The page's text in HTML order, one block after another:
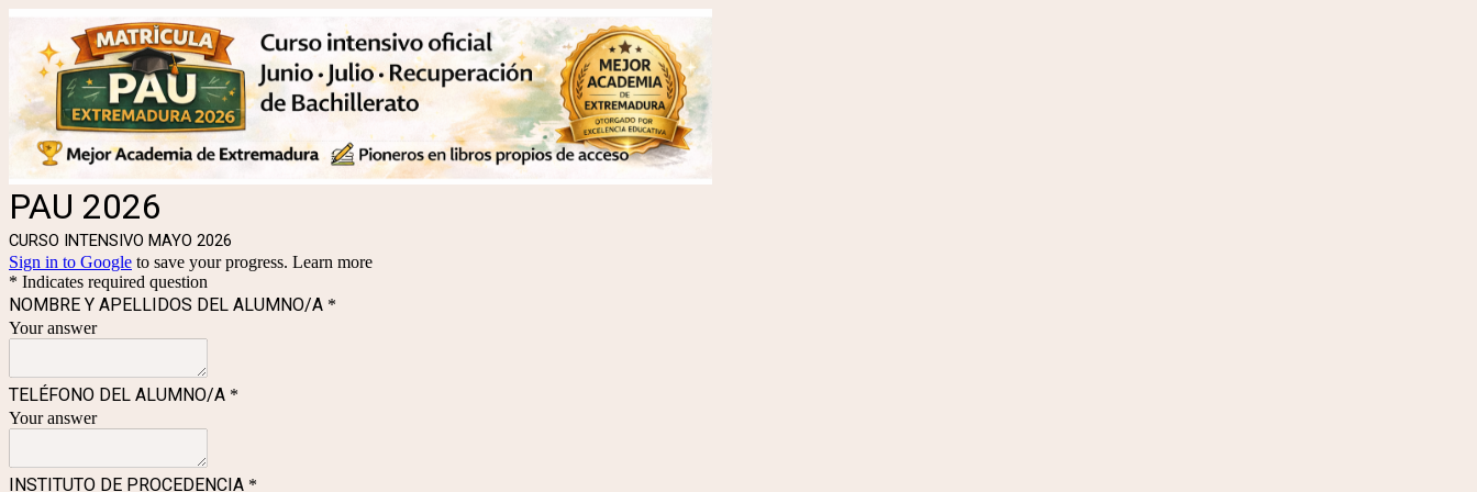
PAU 2026
CURSO INTENSIVO MAYO 2026
Sign in to Google to save your progress. Learn more
* Indicates required question
NOMBRE Y APELLIDOS DEL ALUMNO/A *
Your answer
TELÉFONO DEL ALUMNO/A *
Your answer
INSTITUTO DE PROCEDENCIA *